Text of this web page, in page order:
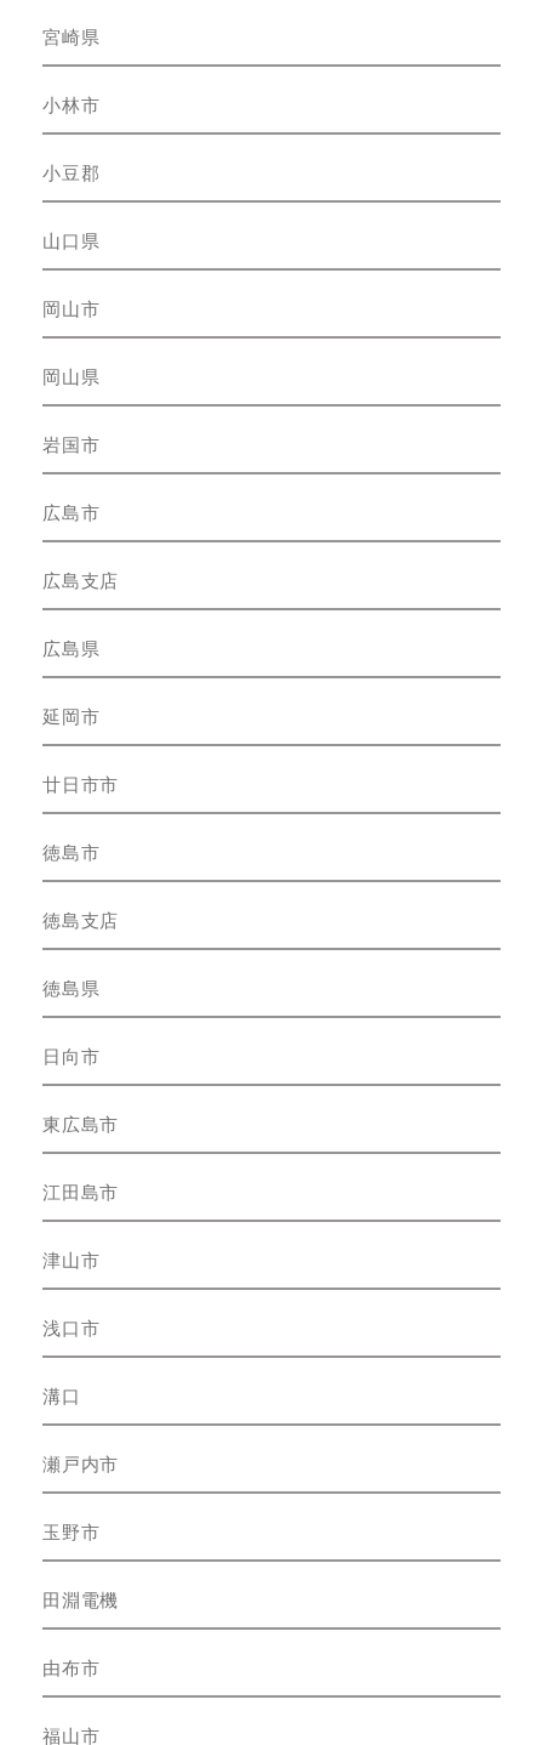
宮崎県
小林市
小豆郡
山口県
岡山市
岡山県
岩国市
広島市
広島支店
広島県
延岡市
廿日市市
徳島市
徳島支店
徳島県
日向市
東広島市
江田島市
津山市
浅口市
溝口
瀬戸内市
玉野市
田淵電機
由布市
福山市